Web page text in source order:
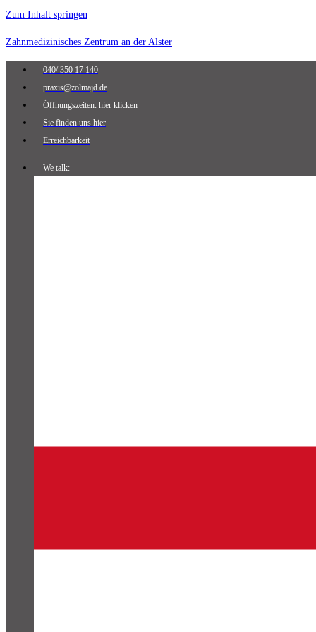
Zum Inhalt springen
Zahnmedizinisches Zentrum an der Alster
040/ 350 17 140
praxis@zolmajd.de
Öffnungszeiten: hier klicken
Sie finden uns hier
Erreichbarkeit
We talk: